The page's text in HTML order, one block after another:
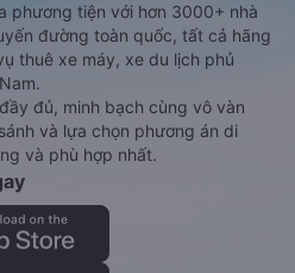
phương tiện với hơn 3000+ nhà
đường toàn quốc, tất cả hãng
thuê xe máy, xe du lịch phủ
đủ, minh bạch cùng vô vàn
và lựa chọn phương án di
và phù hợp nhất.